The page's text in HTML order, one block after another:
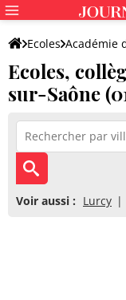
Ecoles Académie
Ecoles,
sur-Saône
Voir aussi : Lurcy